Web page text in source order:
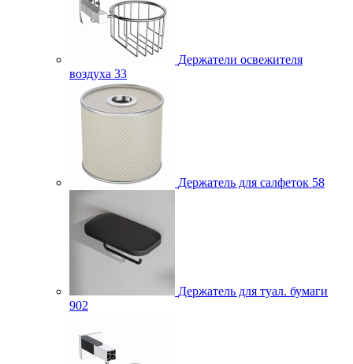
Держатели освежителя
воздуха 33
Держатель для салфеток 58
Держатель для туал. бумаги
902